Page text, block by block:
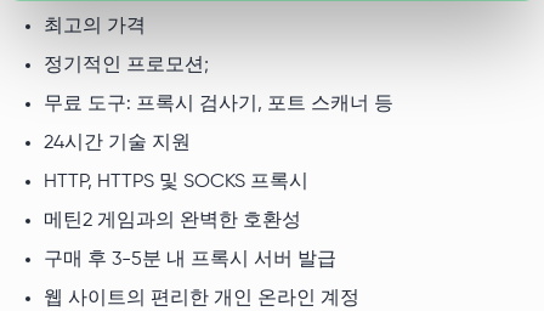
최고의 가격
정기적인 프로모션;
무료 도구: 프록시 검사기, 포트 스캐너 등
24시간 기술 지원
HTTP, HTTPS 및 SOCKS 프록시
메틴2 게임과의 완벽한 호환성
구매 후 3-5분 내 프록시 서버 발급
웹 사이트의 편리한 개인 온라인 계정